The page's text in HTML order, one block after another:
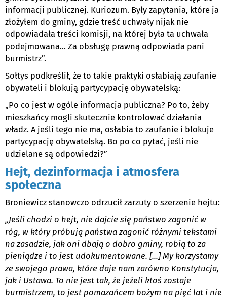
informacji publicznej. Kuriozum. Były zapytania, które ja
złożyłem do gminy, gdzie treść uchwały nijak nie
odpowiadała treści komisji, na której była ta uchwała
podejmowana... Za obsługę prawną odpowiada pani
burmistrz”.
Sołtys podkreślił, że to takie praktyki osłabiają zaufanie
obywateli i blokują partycypację obywatelską:
„Po co jest w ogóle informacja publiczna? Po to, żeby
mieszkańcy mogli skutecznie kontrolować działania
władz. A jeśli tego nie ma, osłabia to zaufanie i blokuje
partycypację obywatelską. Bo po co pytać, jeśli nie
udzielane są odpowiedzi?”
Hejt, dezinformacja i atmosfera
społeczna
Broniewicz stanowczo odrzucił zarzuty o szerzenie hejtu:
„Jeśli chodzi o hejt, nie dajcie się państwo zagonić w
róg, w który próbują państwa zagonić różnymi tekstami
na zasadzie, jak oni dbają o dobro gminy, robią to za
pieniądze i to jest udokumentowane. [...] My korzystamy
ze swojego prawa, które daje nam zarówno Konstytucja,
jak i Ustawa. To nie jest tak, że jeżeli ktoś zostaje
burmistrzem, to jest pomazańcem bożym na pięć lat i nie